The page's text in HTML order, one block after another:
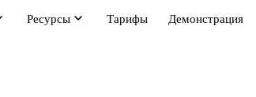
Ресурсы Тарифы Демонстрация